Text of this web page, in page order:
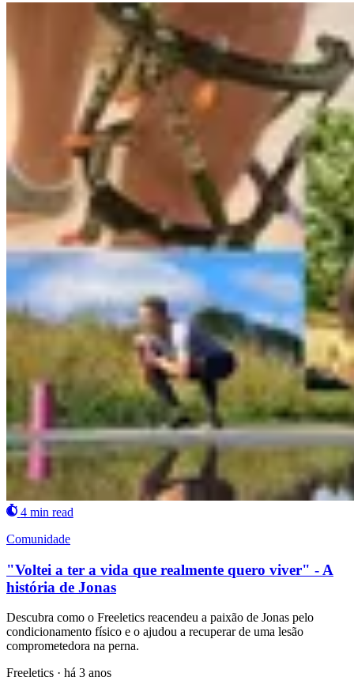
4 min read
Comunidade
"Voltei a ter a vida que realmente quero viver" - A
história de Jonas
Descubra como o Freeletics reacendeu a paixão de Jonas pelo
condicionamento físico e o ajudou a recuperar de uma lesão
comprometedora na perna.
Freeletics · há 3 anos